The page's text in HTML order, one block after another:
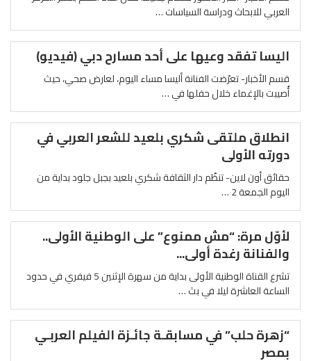
العربي للابحاث ودراسة السياسات …
اليسا تفقد وعيها على أحد مسارح دبي (فيديو)
قسم الأخبار- تعرّضت الفنانة أليسا مساء اليوم، لعارض صحي، حيث
أُصيبت بالإغماء خلال حفلها في …
انطلاق ملتقى شكري بلعيد للشعر العربي في
دورته الأولى
حقائق أون لاين- تنظّم دار الثقافة شكري بلعيد بجبل جلود بداية من
اليوم الجمعة 2 …
لأوّل مرة: “مش ممنوع” على الوطنية الأولى..
والفنانة رغدة أولى...
تشرع القناة الوطنية الأولى بداية من سهرة الإثنين 5 فيفري في حدود
الساعة العاشرة ليلا في بث …
“زهرة حلب” في مسابقـة جائـزة الفيلم العربـي
بمصر